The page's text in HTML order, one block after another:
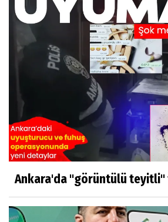
Ankara'da "görüntülü teyitli"